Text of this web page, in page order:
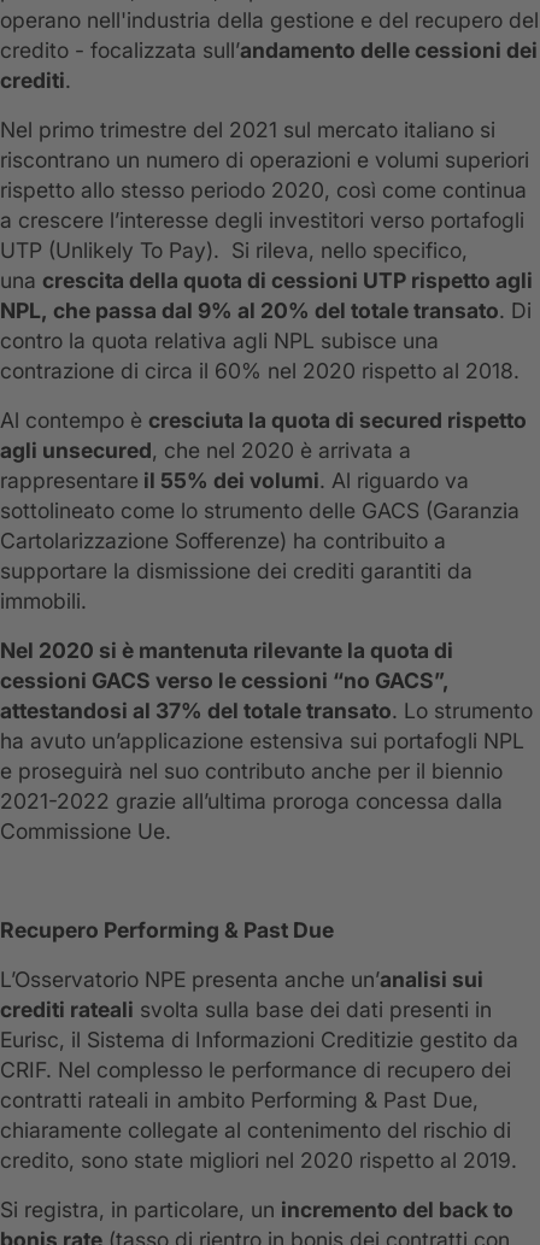
operano nell'industria della gestione e del recupero del
credito - focalizzata sull’andamento delle cessioni dei
crediti.
Nel primo trimestre del 2021 sul mercato italiano si
riscontrano un numero di operazioni e volumi superiori
rispetto allo stesso periodo 2020, così come continua
a crescere l’interesse degli investitori verso portafogli
UTP (Unlikely To Pay). Si rileva, nello specifico,
una crescita della quota di cessioni UTP rispetto agli
NPL, che passa dal 9% al 20% del totale transato. Di
contro la quota relativa agli NPL subisce una
contrazione di circa il 60% nel 2020 rispetto al 2018.
Al contempo è cresciuta la quota di secured rispetto
agli unsecured, che nel 2020 è arrivata a
rappresentare il 55% dei volumi. Al riguardo va
sottolineato come lo strumento delle GACS (Garanzia
Cartolarizzazione Sofferenze) ha contribuito a
supportare la dismissione dei crediti garantiti da
immobili.
Nel 2020 si è mantenuta rilevante la quota di
cessioni GACS verso le cessioni “no GACS”,
attestandosi al 37% del totale transato. Lo strumento
ha avuto un’applicazione estensiva sui portafogli NPL
e proseguirà nel suo contributo anche per il biennio
2021-2022 grazie all’ultima proroga concessa dalla
Commissione Ue.
Recupero Performing & Past Due
L’Osservatorio NPE presenta anche un’analisi sui
crediti rateali svolta sulla base dei dati presenti in
Eurisc, il Sistema di Informazioni Creditizie gestito da
CRIF. Nel complesso le performance di recupero dei
contratti rateali in ambito Performing & Past Due,
chiaramente collegate al contenimento del rischio di
credito, sono state migliori nel 2020 rispetto al 2019.
Si registra, in particolare, un incremento del back to
bonis rate (tasso di rientro in bonis dei contratti con